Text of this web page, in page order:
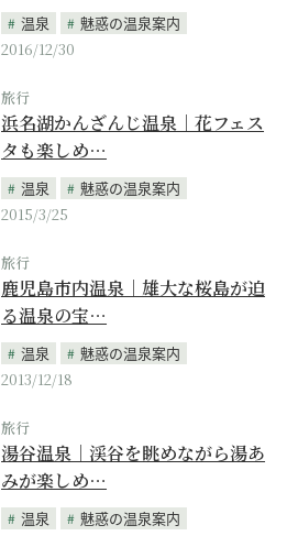
温泉
魅惑の温泉案内
2016/12/30
旅行
浜名湖かんざんじ温泉｜花フェス
タも楽しめ…
温泉
魅惑の温泉案内
2015/3/25
旅行
鹿児島市内温泉｜雄大な桜島が迫
る温泉の宝…
温泉
魅惑の温泉案内
2013/12/18
旅行
湯谷温泉｜渓谷を眺めながら湯あ
みが楽しめ…
温泉
魅惑の温泉案内